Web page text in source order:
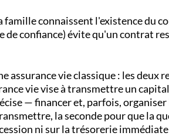
connaissent l'existence du
confiance) évite qu'un contrat
assurance vie classique : les deux
vie vise à transmettre un
— financer et, parfois,
la seconde pour que la
ni sur la trésorerie